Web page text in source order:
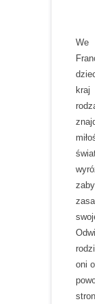
We
kraj
oni